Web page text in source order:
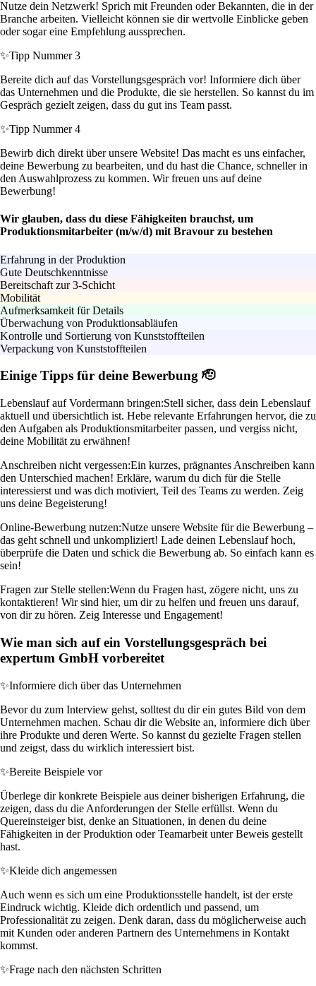
Nutze dein Netzwerk! Sprich mit Freunden oder Bekannten, die in der
Branche arbeiten. Vielleicht können sie dir wertvolle Einblicke geben
oder sogar eine Empfehlung aussprechen.
✨Tipp Nummer 3
Bereite dich auf das Vorstellungsgespräch vor! Informiere dich über
das Unternehmen und die Produkte, die sie herstellen. So kannst du im
Gespräch gezielt zeigen, dass du gut ins Team passt.
✨Tipp Nummer 4
Bewirb dich direkt über unsere Website! Das macht es uns einfacher,
deine Bewerbung zu bearbeiten, und du hast die Chance, schneller in
den Auswahlprozess zu kommen. Wir freuen uns auf deine
Bewerbung!
Wir glauben, dass du diese Fähigkeiten brauchst, um
Produktionsmitarbeiter (m/w/d) mit Bravour zu bestehen
Erfahrung in der Produktion
Gute Deutschkenntnisse
Bereitschaft zur 3-Schicht
Mobilität
Aufmerksamkeit für Details
Überwachung von Produktionsabläufen
Kontrolle und Sortierung von Kunststoffteilen
Verpackung von Kunststoffteilen
Einige Tipps für deine Bewerbung 🫡
Lebenslauf auf Vordermann bringen:Stell sicher, dass dein Lebenslauf
aktuell und übersichtlich ist. Hebe relevante Erfahrungen hervor, die zu
den Aufgaben als Produktionsmitarbeiter passen, und vergiss nicht,
deine Mobilität zu erwähnen!
Anschreiben nicht vergessen:Ein kurzes, prägnantes Anschreiben kann
den Unterschied machen! Erkläre, warum du dich für die Stelle
interessierst und was dich motiviert, Teil des Teams zu werden. Zeig
uns deine Begeisterung!
Online-Bewerbung nutzen:Nutze unsere Website für die Bewerbung –
das geht schnell und unkompliziert! Lade deinen Lebenslauf hoch,
überprüfe die Daten und schick die Bewerbung ab. So einfach kann es
sein!
Fragen zur Stelle stellen:Wenn du Fragen hast, zögere nicht, uns zu
kontaktieren! Wir sind hier, um dir zu helfen und freuen uns darauf,
von dir zu hören. Zeig Interesse und Engagement!
Wie man sich auf ein Vorstellungsgespräch bei
expertum GmbH vorbereitet
✨Informiere dich über das Unternehmen
Bevor du zum Interview gehst, solltest du dir ein gutes Bild von dem
Unternehmen machen. Schau dir die Website an, informiere dich über
ihre Produkte und deren Werte. So kannst du gezielte Fragen stellen
und zeigst, dass du wirklich interessiert bist.
✨Bereite Beispiele vor
Überlege dir konkrete Beispiele aus deiner bisherigen Erfahrung, die
zeigen, dass du die Anforderungen der Stelle erfüllst. Wenn du
Quereinsteiger bist, denke an Situationen, in denen du deine
Fähigkeiten in der Produktion oder Teamarbeit unter Beweis gestellt
hast.
✨Kleide dich angemessen
Auch wenn es sich um eine Produktionsstelle handelt, ist der erste
Eindruck wichtig. Kleide dich ordentlich und passend, um
Professionalität zu zeigen. Denk daran, dass du möglicherweise auch
mit Kunden oder anderen Partnern des Unternehmens in Kontakt
kommst.
✨Frage nach den nächsten Schritten